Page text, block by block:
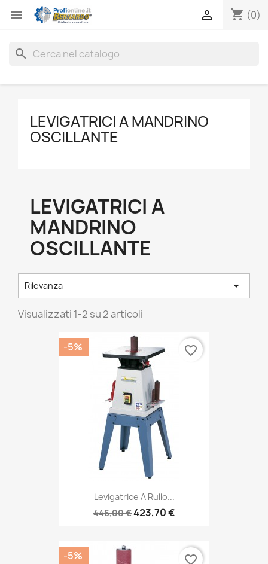
 shopping_cart (0)

search
LEVIGATRICI A MANDRINO
OSCILLANTE
LEVIGATRICI A
MANDRINO
OSCILLANTE
Rilevanza 
Visualizzati 1-2 su 2 articoli
Levigatrice A Rullo...
446,00 €423,70 €
-5% favorite_border
-5% favorite_border